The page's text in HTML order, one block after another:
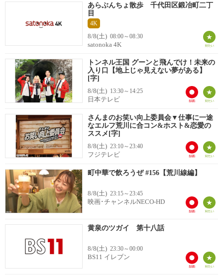
あらぶんちょ散歩 千代田区鍛冶町二丁
目
4K
8/8(土) 08:00～08:30
satonoka 4K
トンネル王国 グーンと飛んでけ！未来の
入り口【地上じゃ見えない夢がある】
[字]
8/8(土) 13:30～14:25
日本テレビ
さんまのお笑い向上委員会▼仕事に一途
なエルフ荒川に合コン&ホスト&恋愛の
ススメ[字]
8/8(土) 23:10～23:40
フジテレビ
町中華で飲ろうぜ #156【荒川線編】
8/8(土) 23:15～23:45
映画･チャンネルNECO-HD
黄泉のツガイ 第十八話
8/8(土) 23:30～00:00
BS11 イレブン